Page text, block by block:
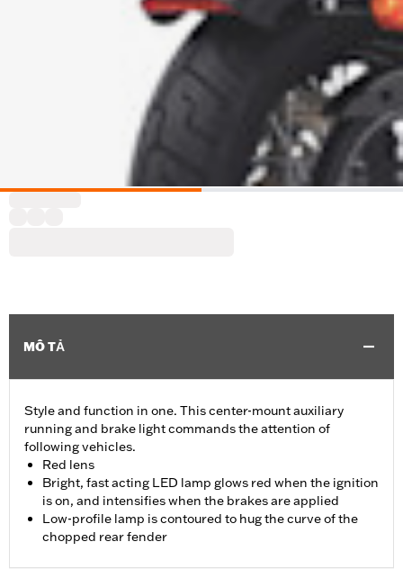
MÔ TẢ
Style and function in one. This center-mount auxiliary
running and brake light commands the attention of
following vehicles.
Red lens
Bright, fast acting LED lamp glows red when the ignition
is on, and intensifies when the brakes are applied
Low-profile lamp is contoured to hug the curve of the
chopped rear fender